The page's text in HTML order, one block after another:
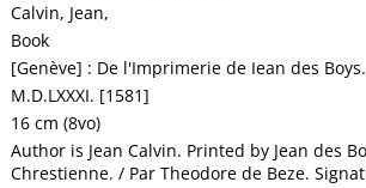
Calvin, Jean,
Book
[Genève] : De l'Imprimerie de Iean des Boys.
M.D.LXXXI. [1581]
16 cm (8vo)
Author is Jean Calvin. Printed by Jean des
Chrestienne. / Par Theodore de Beze.